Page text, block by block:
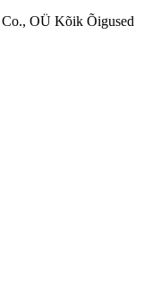
OÜ Kõik Õigused